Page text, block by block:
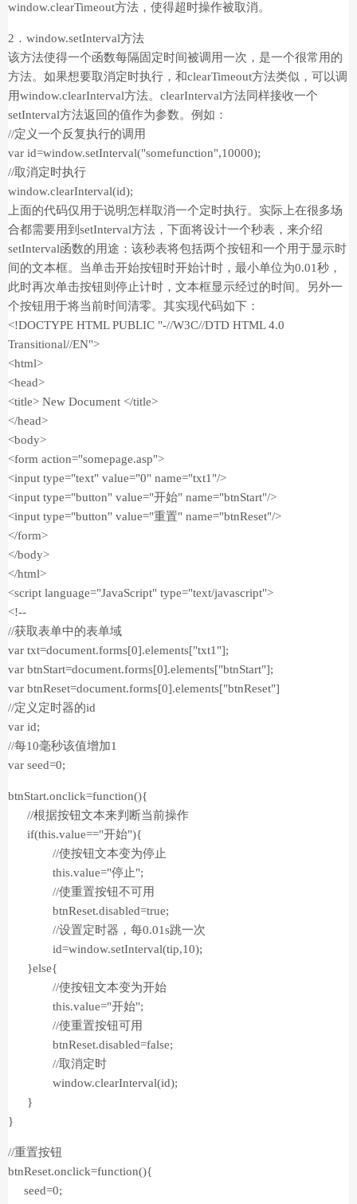
window.clearTimeout方法，使得超时操作被取消。
2．window.setInterval方法
该方法使得一个函数每隔固定时间被调用一次，是一个很常用的
方法。如果想要取消定时执行，和clearTimeout方法类似，可以调
用window.clearInterval方法。clearInterval方法同样接收一个
setInterval方法返回的值作为参数。例如：
//定义一个反复执行的调用
var id=window.setInterval("somefunction",10000);
//取消定时执行
window.clearInterval(id);
上面的代码仅用于说明怎样取消一个定时执行。实际上在很多场
合都需要用到setInterval方法，下面将设计一个秒表，来介绍
setInterval函数的用途：该秒表将包括两个按钮和一个用于显示时
间的文本框。当单击开始按钮时开始计时，最小单位为0.01秒，
此时再次单击按钮则停止计时，文本框显示经过的时间。另外一
个按钮用于将当前时间清零。其实现代码如下：
<!DOCTYPE HTML PUBLIC "-//W3C//DTD HTML 4.0
Transitional//EN">
<html>
<head>
<title> New Document </title>
</head>
<body>
<form action="somepage.asp">
<input type="text" value="0" name="txt1"/>
<input type="button" value="开始" name="btnStart"/>
<input type="button" value="重置" name="btnReset"/>
</form>
</body>
</html>
<script language="JavaScript" type="text/javascript">
<!--
//获取表单中的表单域
var txt=document.forms[0].elements["txt1"];
var btnStart=document.forms[0].elements["btnStart"];
var btnReset=document.forms[0].elements["btnReset"]
//定义定时器的id
var id;
//每10毫秒该值增加1
var seed=0;
btnStart.onclick=function(){
//根据按钮文本来判断当前操作
if(this.value=="开始"){
//使按钮文本变为停止
this.value="停止";
//使重置按钮不可用
btnReset.disabled=true;
//设置定时器，每0.01s跳一次
id=window.setInterval(tip,10);
}else{
//使按钮文本变为开始
this.value="开始";
//使重置按钮可用
btnReset.disabled=false;
//取消定时
window.clearInterval(id);
}
}
//重置按钮
btnReset.onclick=function(){
seed=0;